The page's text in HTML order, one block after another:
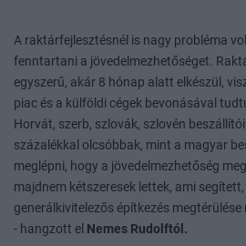
A raktárfejlesztésnél is nagy probléma
fenntartani a jövedelmezhetőséget.
egyszerű, akár 8 hónap alatt elkészül,
piac és a külföldi cégek bevonásával
Horvát, szerb, szlovák, szlovén
százalékkal olcsóbbak, mint a magyar
meglépni, hogy a jövedelmezhetőség
majdnem kétszeresek lettek, ami
generálkivitelezős építkezés
- hangzott el Nemes Rudolftól.